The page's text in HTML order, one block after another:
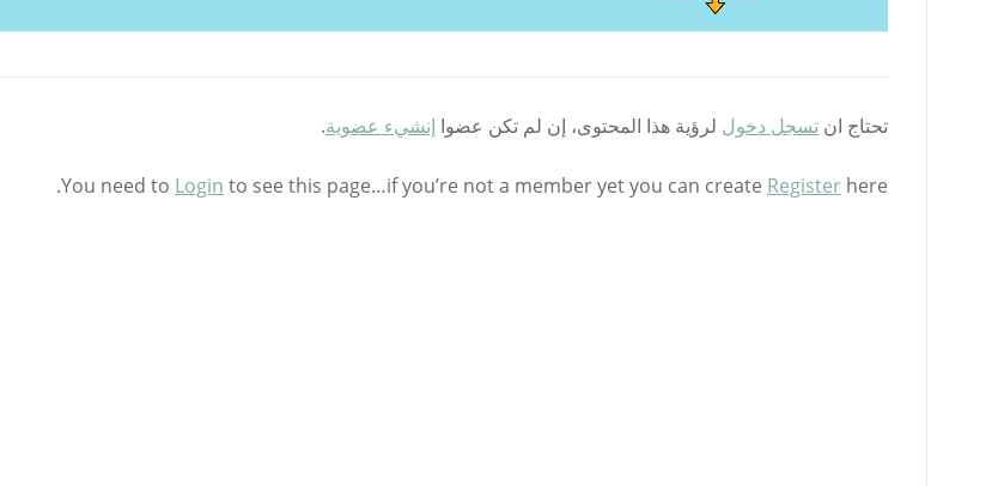
تحتاج ان تسجل دخول لرؤية هذا المحتوى، إن لم تكن عضوا إنشيء عضوية.
You need to Login to see this page…if you’re not a member yet you can create Register here.